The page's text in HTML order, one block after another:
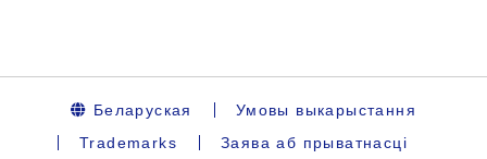
Беларуская
Умовы выкарыстання
Trademarks
Заява аб прыватнасці